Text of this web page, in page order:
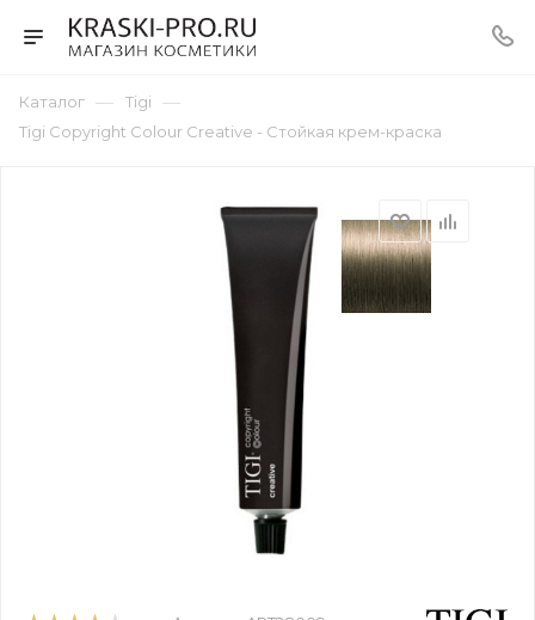
Каталог — Tigi —
Tigi Copyright Colour Creative - Стойкая крем-краска